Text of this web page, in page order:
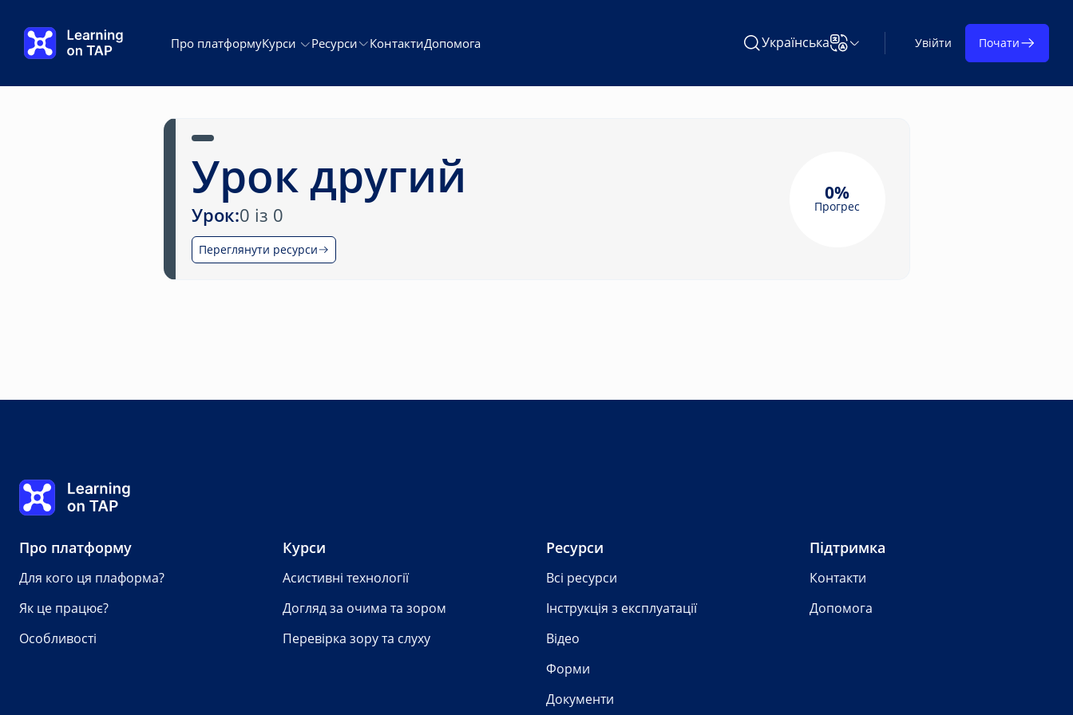
Про платформуКурси Ресурси КонтактиДопомога Пошук Learning on TAP
УкраїнськаЗмінити мову Увійти Почати
Урок другий
Урок:0 із 0
Переглянути ресурси
0%
Прогрес
Learning on TAP - Головна сторінка
Про платформу
Для кого ця плаформа?
Як це працює?
Особливості
Курси
Асистивні технології
Догляд за очима та зором
Перевірка зору та слуху
Ресурси
Всі ресурси
Інструкція з експлуатації
Відео
Форми
Документи
Підтримка
Контакти
Допомога